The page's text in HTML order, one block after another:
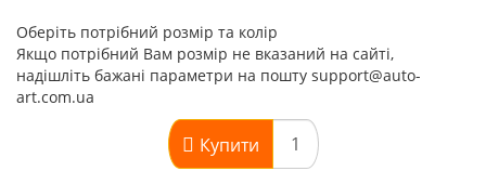
Оберіть потрібний розмір та колір
Якщо потрібний Вам розмір не вказаний на сайті,
надішліть бажані параметри на пошту support@auto-
art.com.ua
Купити